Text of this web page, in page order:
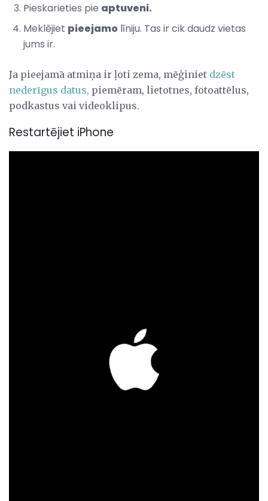
Pieskarieties pie aptuveni.
Meklējiet pieejamo līniju. Tas ir cik daudz vietas
jums ir.
Ja pieejamā atmiņa ir ļoti zema, mēģiniet dzēst
nederīgus datus, piemēram, lietotnes, fotoattēlus,
podkastus vai videoklipus.
Restartējiet iPhone